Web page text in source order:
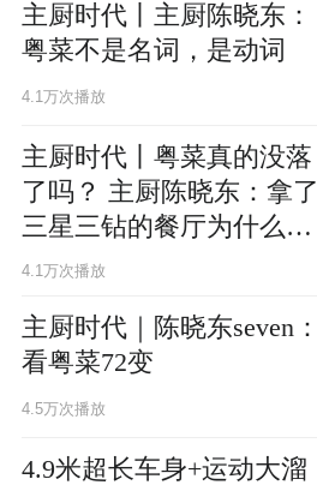
主厨时代丨主厨陈晓东：
粤菜不是名词，是动词
4.1万次播放
主厨时代丨粤菜真的没落
了吗？ 主厨陈晓东：拿了
三星三钻的餐厅为什么不
敢来广州？
4.1万次播放
主厨时代｜陈晓东seven：
看粤菜72变
4.5万次播放
4.9米超长车身+运动大溜